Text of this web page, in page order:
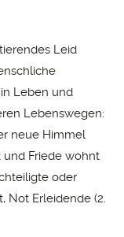
Leid
Leben und
Lebenswegen:
neue Himmel
und Friede wohnt
oder
Not Erleidende (2.